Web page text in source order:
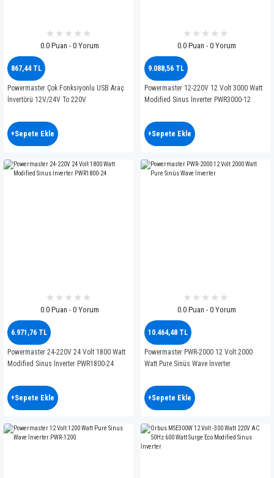
0.0 Puan - 0 Yorum
867,44 TL
Powermaster Çok Fonksiyonlu USB Araç
İnvertörü 12V/24V To 220V
+Sepete Ekle
0.0 Puan - 0 Yorum
9.088,56 TL
Powermaster 12-220V 12 Volt 3000 Watt
Modified Sinus İnverter PWR3000-12
+Sepete Ekle
0.0 Puan - 0 Yorum
6.971,76 TL
Powermaster 24-220V 24 Volt 1800 Watt
Modified Sinus İnverter PWR1800-24
+Sepete Ekle
0.0 Puan - 0 Yorum
10.464,48 TL
Powermaster PWR-2000 12 Volt 2000
Watt Pure Sinüs Wave İnverter
+Sepete Ekle